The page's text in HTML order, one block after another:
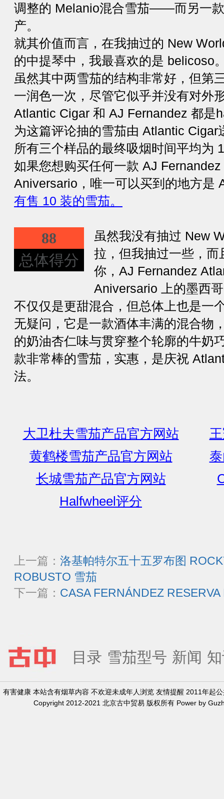
调整的 Melanio混合雪茄——而另一
产。
就其价值而言，在我抽过的 New
的中提琴中，我最喜欢的是 belicoso
虽然其中两雪茄的结构非常好，但第
一润色一次，尽管它似乎并没有对外
Atlantic Cigar 和 AJ Fernandez 都是
为这篇评论抽的雪茄由 Atlantic Cigar
所有三个样品的最终吸烟时间平均为
如果您想购买任何一款 AJ
Aniversario，唯一可以买到的地方是
有售 10 装的雪茄。
88
总体得分
虽然我没有抽过 New
拉，但我抽过一些，
你，AJ Fernandez
Aniversario 上的墨西
不仅仅是更甜混合，但总体上也是一
无疑问，它是一款酒体丰满的混合物
的奶油杏仁味与贯穿整个轮廓的牛奶
款非常棒的雪茄，实惠，是庆祝
法。
大卫杜夫雪茄产品官方网站
黄鹤楼雪茄产品官方网站
长城雪茄产品官方网站
Halfwheel评分
上一篇： 洛基帕特尔五十五罗布图
ROBUSTO 雪茄
下一篇： CASA FERNÁNDEZ
目录 雪茄型号 新闻
有害健康 本站含有烟草内容 不欢迎未成年人浏览 友情提醒 2011年起
Copyright 2012-2021 北京古中贸易 版权所有 Power by